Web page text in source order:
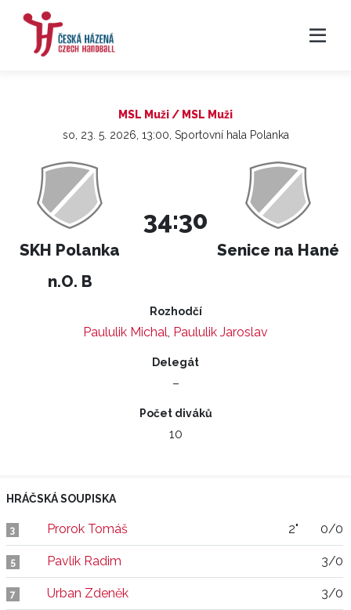
MSL Muži / MSL Muži
so, 23. 5. 2026, 13:00, Sportovní hala Polanka
SKH Polanka
n.O. B
34:30
Senice na Hané
Rozhodčí
Paululik Michal, Paululik Jaroslav
Delegát
–
Počet diváků
10
HRÁČSKÁ SOUPISKA
3 Prorok Tomáš 2" 0/0
5 Pavlík Radim 3/0
7 Urban Zdeněk 3/0